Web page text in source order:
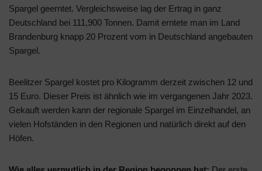
Spargel geerntet. Vergleichsweise lag der Ertrag in ganz
Deutschland bei 111,900 Tonnen. Damit erntete man im Land
Brandenburg knapp 20 Prozent vom in Deutschland angebauten
Spargel.
Beelitzer Spargel kostet pro Kilogramm derzeit zwischen 12 und
15 Euro. Dieser Preis ist ähnlich wie im vergangenen Jahr 2023.
Gekauft werden kann der regionale Spargel im Einzelhandel, an
vielen Hofständen in den Regionen und natürlich direkt auf den
Höfen.